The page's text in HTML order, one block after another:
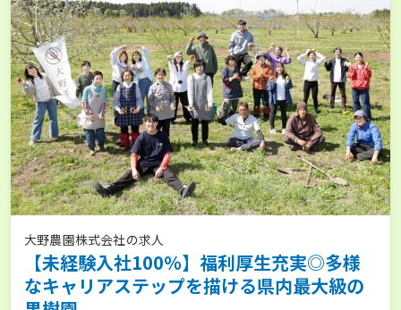
大野農園株式会社の求人
【未経験入社100％】福利厚生充実◎多様
なキャリアステップを描ける県内最大級の